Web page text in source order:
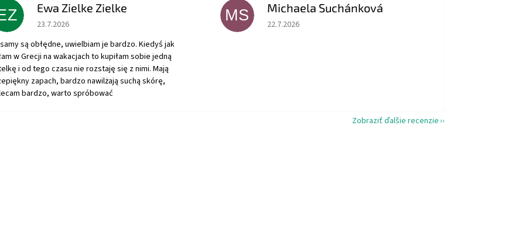
Ewa Zielke Zielke
Hodnotenie obchodu je 5 z 5 hviezdičiek.
23.7.2026
są obłędne, uwielbiam je bardzo. Kiedyś jak
w Grecji na wakacjach to kupiłam sobie jedną
i od tego czasu nie rozstaję się z nimi. Mają
zapach, bardzo nawilżają suchą skórę,
bardzo, warto spróbować
MS Michaela Suchánková
Hodnotenie obchodu je 5 z 5 hviezdičiek.
22.7.2026
Zobraziť ďalšie recenzie